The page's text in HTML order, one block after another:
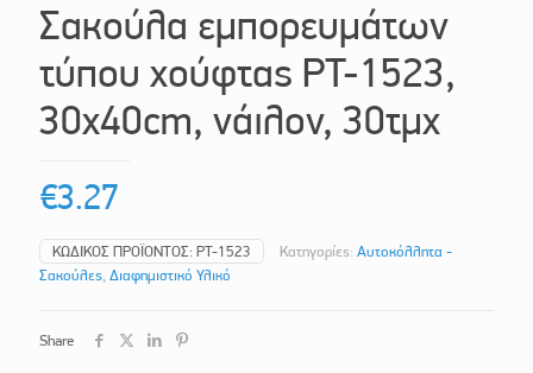
Σακούλα εμπορευμάτων
τύπου χούφτας PT-1523,
30x40cm, νάιλον, 30τμχ
€3.27
ΚΩΔΙΚΌΣ ΠΡΟΪΌΝΤΟΣ: PT-1523 Κατηγορίες: Αυτοκόλλητα -
Σακούλες, Διαφημιστικό Υλικό
Share